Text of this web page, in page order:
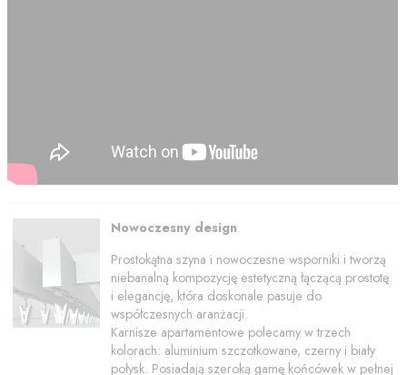
Nowoczesny design
Prostokątna szyna i nowoczesne wsporniki i tworzą
niebanalną kompozycję estetyczną łączącą prostotę
i elegancję, która doskonale pasuje do
współczesnych aranżacji.
Karnisze apartamentowe polecamy w trzech
kolorach: aluminium szczotkowane, czerny i biały
połysk. Posiadają szeroką gamę końcówek w pełnej